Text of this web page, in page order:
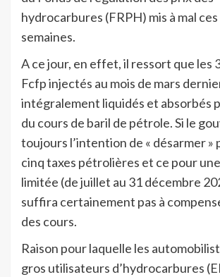
hydrocarbures (FRPH) mis à mal
semaines.
A ce jour, en effet, il ressort que les
Fcfp injectés au mois de mars
intégralement liquidés et absorbés
du cours de baril de pétrole. Si le
toujours l’intention de « désarmer »
cinq taxes pétrolières et ce pour
limitée (de juillet au 31 décembre
suffira certainement pas à
des cours.
Raison pour laquelle les
gros utilisateurs d’hydrocarbures